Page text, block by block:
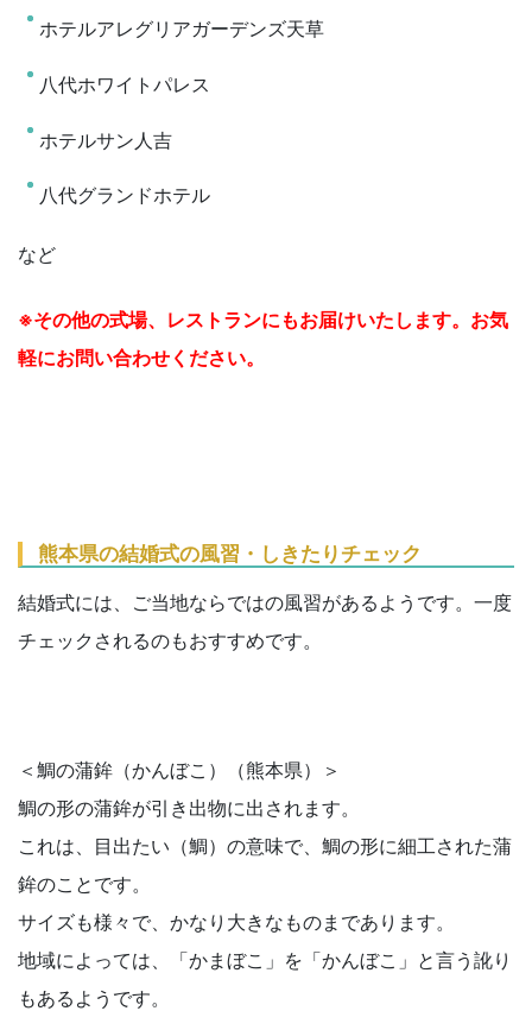
ホテルアレグリアガーデンズ天草
八代ホワイトパレス
ホテルサン人吉
八代グランドホテル
など
※その他の式場、レストランにもお届けいたします。お気
軽にお問い合わせください。
熊本県の結婚式の風習・しきたりチェック
結婚式には、ご当地ならではの風習があるようです。一度
チェックされるのもおすすめです。
＜鯛の蒲鉾（かんぼこ）（熊本県）＞
鯛の形の蒲鉾が引き出物に出されます。
これは、目出たい（鯛）の意味で、鯛の形に細工された蒲
鉾のことです。
サイズも様々で、かなり大きなものまであります。
地域によっては、「かまぼこ」を「かんぼこ」と言う訛り
もあるようです。